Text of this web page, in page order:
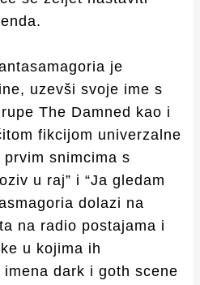
je
uzevši svoje ime s
The Damned kao i
fikcijom univerzalne
snimcima s
u raj” i “Ja gledam
dolazi na
na radio postajama i
u kojima ih
dark i goth scene